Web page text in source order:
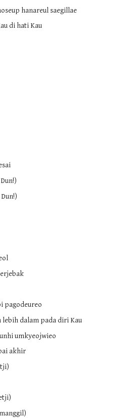
hanareul saegillae
di hati Kau
pagodeureo
dalam pada diri Kau
umkyeojwieo
akhir